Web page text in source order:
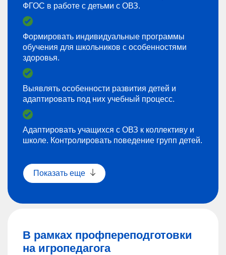
ФГОС в работе с детьми с ОВЗ.
Формировать индивидуальные программы
обучения для школьников с особенностями
здоровья.
Выявлять особенности развития детей и
адаптировать под них учебный процесс.
Адаптировать учащихся с ОВЗ к коллективу и
школе. Контролировать поведение групп детей.
Показать еще
В рамках профпереподготовки
на игропедагога